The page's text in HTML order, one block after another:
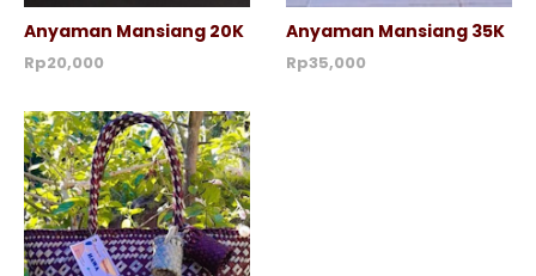
Anyaman Mansiang 20K
Rp20,000
Anyaman Mansiang 35K
Rp35,000